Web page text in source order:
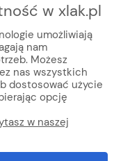
★ ★
obsługą klienta
do auto detailingu,
w xlak.pl
umożliwiają
nam
Możesz
nas wszystkich
dostosować użycie
opcję
w naszej